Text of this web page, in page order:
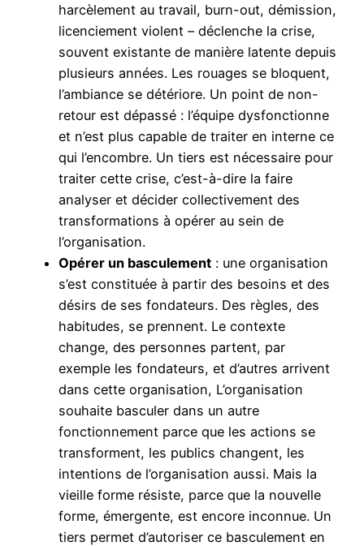
harcèlement au travail, burn-out, démission,
licenciement violent – déclenche la crise,
souvent existante de manière latente depuis
plusieurs années. Les rouages se bloquent,
l’ambiance se détériore. Un point de non-
retour est dépassé : l’équipe dysfonctionne
et n’est plus capable de traiter en interne ce
qui l’encombre. Un tiers est nécessaire pour
traiter cette crise, c’est-à-dire la faire
analyser et décider collectivement des
transformations à opérer au sein de
l’organisation.
Opérer un basculement : une organisation
s’est constituée à partir des besoins et des
désirs de ses fondateurs. Des règles, des
habitudes, se prennent. Le contexte
change, des personnes partent, par
exemple les fondateurs, et d’autres arrivent
dans cette organisation, L’organisation
souhaite basculer dans un autre
fonctionnement parce que les actions se
transforment, les publics changent, les
intentions de l’organisation aussi. Mais la
vieille forme résiste, parce que la nouvelle
forme, émergente, est encore inconnue. Un
tiers permet d’autoriser ce basculement en